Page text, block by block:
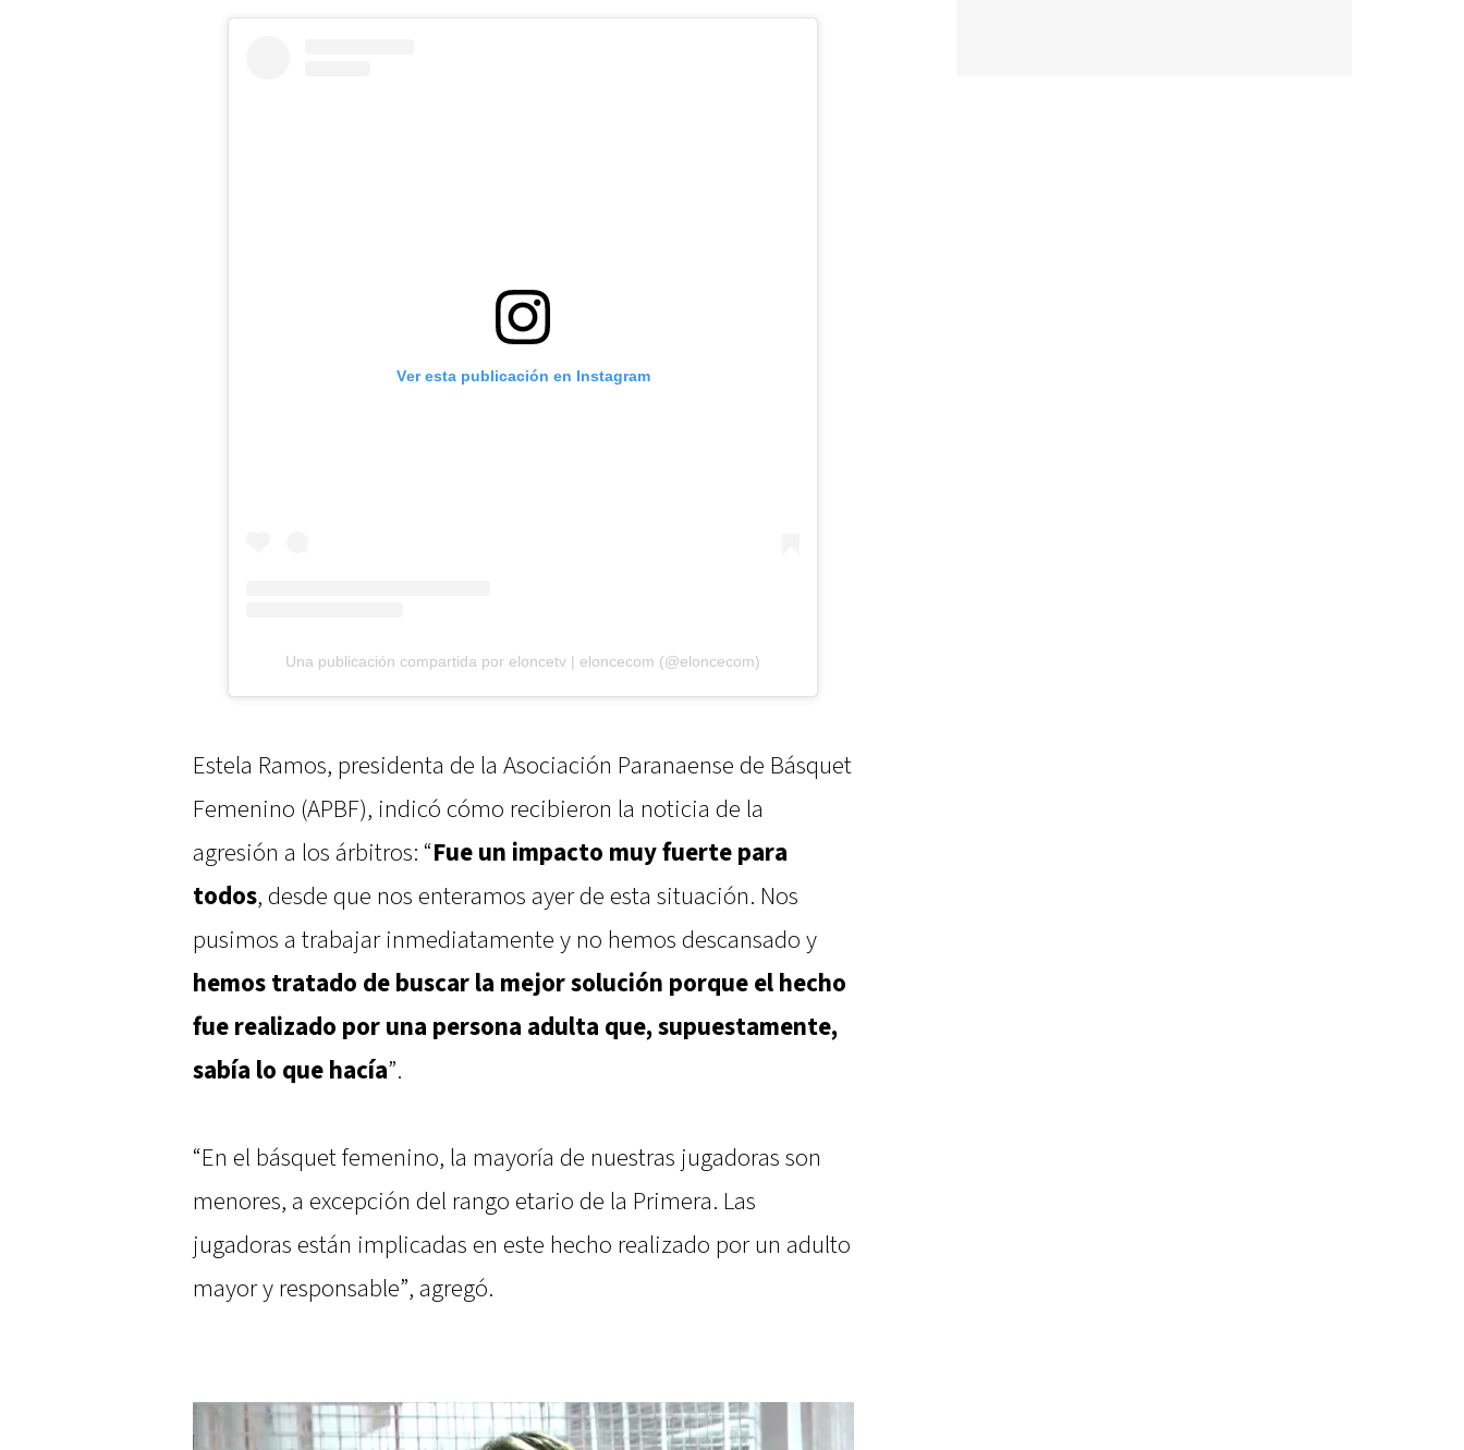
Ver esta publicación en Instagram
Una publicación compartida por eloncetv | eloncecom (@eloncecom)
Estela Ramos, presidenta de la Asociación Paranaense de Básquet
Femenino (APBF), indicó cómo recibieron la noticia de la
agresión a los árbitros: “Fue un impacto muy fuerte para
todos, desde que nos enteramos ayer de esta situación. Nos
pusimos a trabajar inmediatamente y no hemos descansado y
hemos tratado de buscar la mejor solución porque el hecho
fue realizado por una persona adulta que, supuestamente,
sabía lo que hacía”.
“En el básquet femenino, la mayoría de nuestras jugadoras son
menores, a excepción del rango etario de la Primera. Las
jugadoras están implicadas en este hecho realizado por un adulto
mayor y responsable”, agregó.